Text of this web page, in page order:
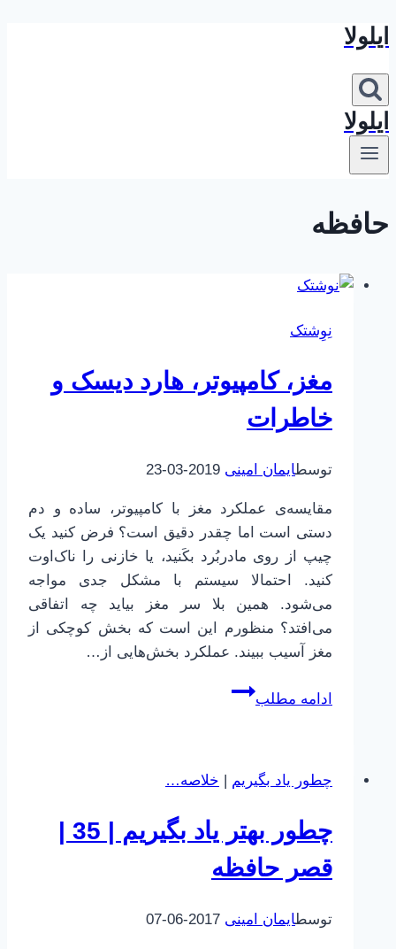
بازگشت
محتوا
ایلولا
ایلولا
حافظه
نِوِشتک
مغز، کامپیوتر، هارد دیسک و
خاطرات
توسطایمان امینی 2019-03-23
مقایسه‌ی عملکرد مغز با کامپیوتر، ساده و دم
دستی است اما چقدر دقیق است؟ فرض کنید یک
چیپ از روی مادربُرد بکَنید، یا خازنی را ناک‌اوت
کنید. احتمالا سیستم با مشکل جدی مواجه
می‌شود. همین بلا سر مغز بیاید چه اتفاقی
می‌افتد؟ منظورم این است که بخش کوچکی از
مغز آسیب ببیند. عملکرد بخش‌هایی از…
ادامه مطلب
مغز،
و
چطور یاد بگیریم | خلاصه…
چطور بهتر یاد بگیریم | 35 |
قصر حافظه
توسطایمان امینی 2017-06-07